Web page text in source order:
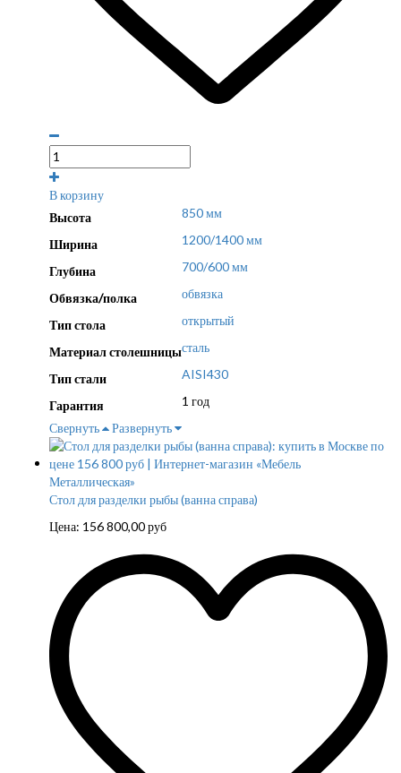
В корзину
Высота
850 мм
Ширина 1200/1400 мм
Глубина 700/600 мм
Обвязка/полка обвязка
Тип стола открытый
Материал столешницысталь
Тип стали AISI430
Гарантия
1 год
Свернуть
Развернуть
Стол для разделки рыбы (ванна справа)
Цена: 156 800,00руб